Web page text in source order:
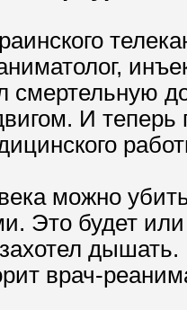
смертельную
И теперь
можно
Это будет
врач-